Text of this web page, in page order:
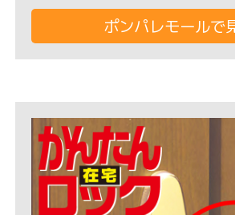
ポンパレモールで